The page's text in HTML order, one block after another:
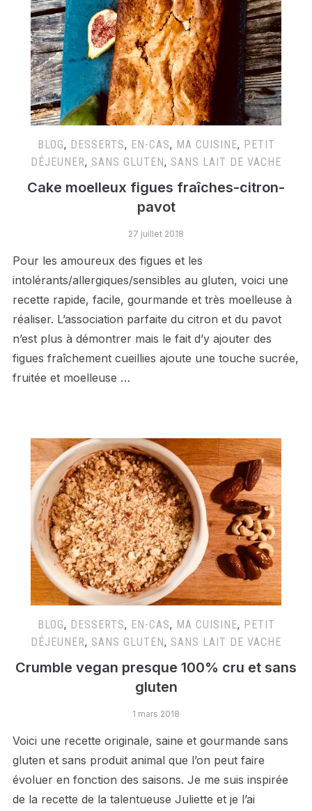
BLOG, DESSERTS, EN-CAS, MA CUISINE, PETIT
DÉJEUNER, SANS GLUTEN, SANS LAIT DE VACHE
Cake moelleux figues fraîches-citron-
pavot
27 juillet 2018
Pour les amoureux des figues et les
intolérants/allergiques/sensibles au gluten, voici une
recette rapide, facile, gourmande et très moelleuse à
réaliser. L’association parfaite du citron et du pavot
n’est plus à démontrer mais le fait d’y ajouter des
figues fraîchement cueillies ajoute une touche sucrée,
fruitée et moelleuse …
BLOG, DESSERTS, EN-CAS, MA CUISINE, PETIT
DÉJEUNER, SANS GLUTEN, SANS LAIT DE VACHE
Crumble vegan presque 100% cru et sans
gluten
1 mars 2018
Voici une recette originale, saine et gourmande sans
gluten et sans produit animal que l’on peut faire
évoluer en fonction des saisons. Je me suis inspirée
de la recette de la talentueuse Juliette et je l’ai